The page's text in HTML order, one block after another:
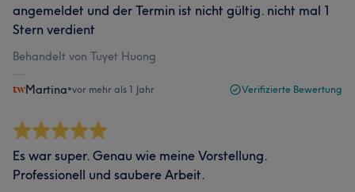
angemeldet und der Termin ist nicht gültig. nicht mal 1
Stern verdient
Behandelt von Tuyet Huong
Martina•vor mehr als 1 Jahr Verifizierte Bewertung
Es war super. Genau wie meine Vorstellung.
Professionell und saubere Arbeit.